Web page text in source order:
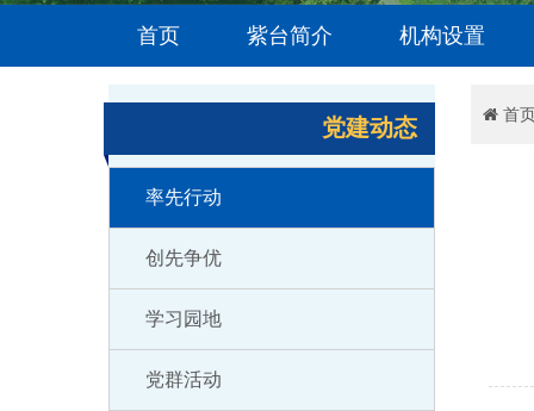
首页 紫台简介 机构设置
党建动态
率先行动
创先争优
学习园地
党群活动
首